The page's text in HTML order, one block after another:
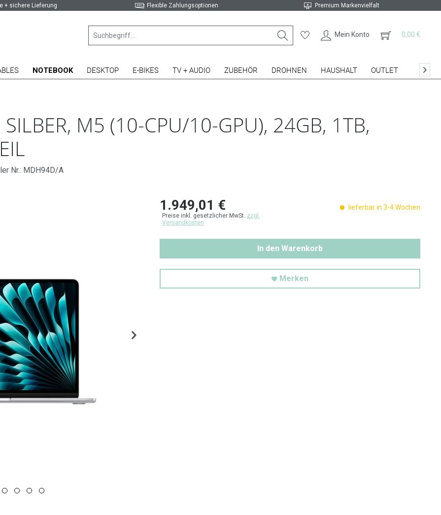
+ sichere Lieferung Flexible Zahlungsoptionen Premium Markenvielfalt
Mein Konto 0,00 €
NOTEBOOK DESKTOP E-BIKES TV + AUDIO ZUBEHÖR DROHNEN HAUSHALT OUTLET 
M5 (10-CPU/10-GPU), 24GB, 1TB,
Nr.: MDH94D/A
1.949,01 €
Preise inkl. gesetzlicher MwSt. zzgl.
Versandkosten
lieferbar in 3-4 Wochen
In den Warenkorb
Merken